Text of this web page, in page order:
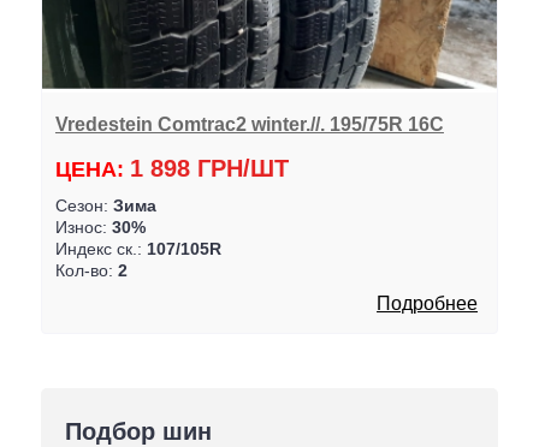
Подбор шин
Vredestein Comtrac2 winter.//. 195/75R 16C
ЦЕНА: 1 898 ГРН/ШТ
Сезон: Зима
Износ: 30%
Индекс ск.: 107/105R
Кол-во: 2
Подробнее